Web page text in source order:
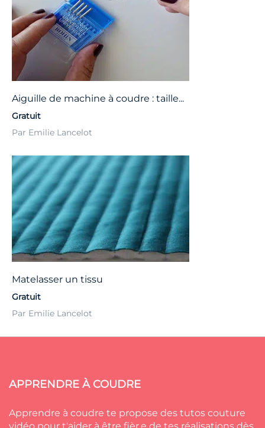
Aiguille de machine à coudre : taille...
Gratuit
Par Emilie Lancelot
Matelasser un tissu
Gratuit
Par Emilie Lancelot
APPRENDRE À COUDRE
Apprendre à coudre te propose des tutos couture
vidéo pour t'aider à être fièr.e de tes réalisations dès